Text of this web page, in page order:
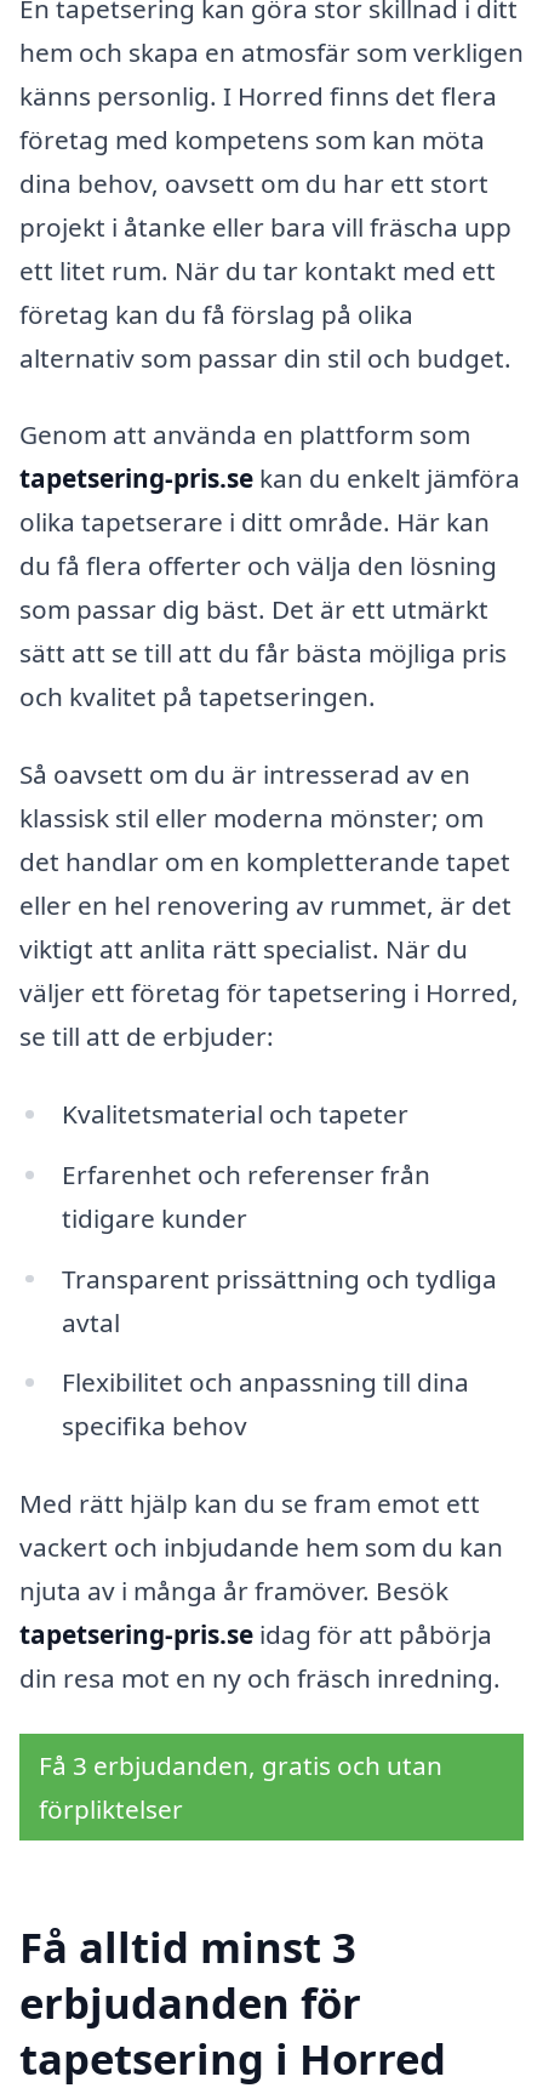
En tapetsering kan göra stor skillnad i ditt
hem och skapa en atmosfär som verkligen
känns personlig. I Horred finns det flera
företag med kompetens som kan möta
dina behov, oavsett om du har ett stort
projekt i åtanke eller bara vill fräscha upp
ett litet rum. När du tar kontakt med ett
företag kan du få förslag på olika
alternativ som passar din stil och budget.
Genom att använda en plattform som
tapetsering-pris.se kan du enkelt jämföra
olika tapetserare i ditt område. Här kan
du få flera offerter och välja den lösning
som passar dig bäst. Det är ett utmärkt
sätt att se till att du får bästa möjliga pris
och kvalitet på tapetseringen.
Så oavsett om du är intresserad av en
klassisk stil eller moderna mönster; om
det handlar om en kompletterande tapet
eller en hel renovering av rummet, är det
viktigt att anlita rätt specialist. När du
väljer ett företag för tapetsering i Horred,
se till att de erbjuder:
Kvalitetsmaterial och tapeter
Erfarenhet och referenser från
tidigare kunder
Transparent prissättning och tydliga
avtal
Flexibilitet och anpassning till dina
specifika behov
Med rätt hjälp kan du se fram emot ett
vackert och inbjudande hem som du kan
njuta av i många år framöver. Besök
tapetsering-pris.se idag för att påbörja
din resa mot en ny och fräsch inredning.
Få 3 erbjudanden, gratis och utan
förpliktelser
Få alltid minst 3
erbjudanden för
tapetsering i Horred